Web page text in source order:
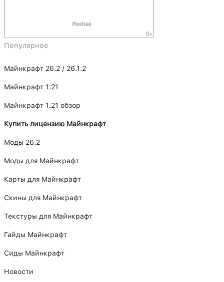
Популярное
Майнкрафт 26.2 / 26.1.2
Майнкрафт 1.21
Майнкрафт 1.21 обзор
Купить лицензию Майнкрафт
Моды 26.2
Моды для Майнкрафт
Карты для Майнкрафт
Скины для Майнкрафт
Текстуры для Майнкрафт
Гайды Майнкрафт
Сиды Майнкрафт
Новости